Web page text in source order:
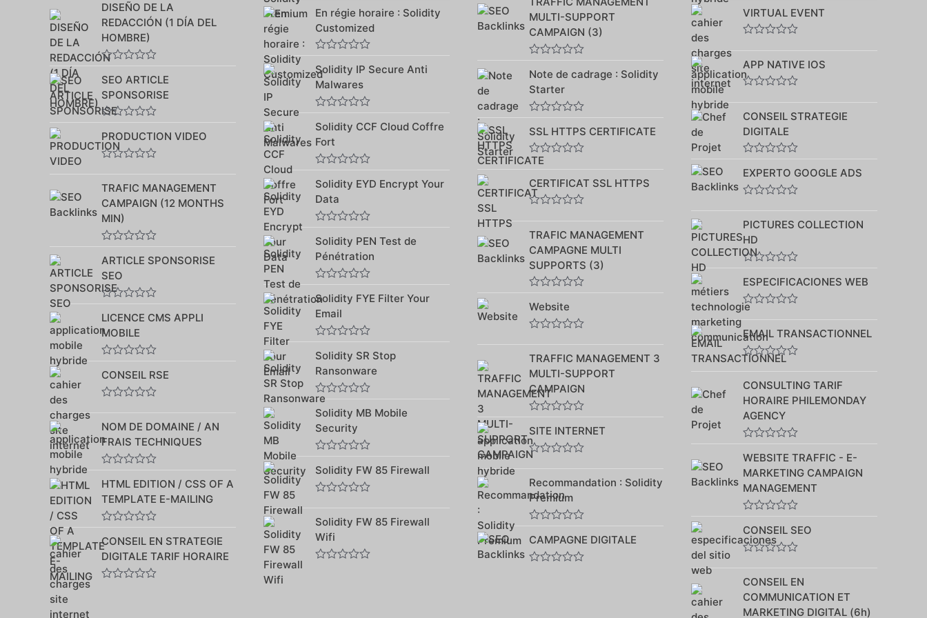
0
sur
5
DISEÑO DE LA
REDACCIÓN (1 DÍA DEL
HOMBRE)
0
sur
5
SEO ARTICLE
SPONSORISE
0
sur
5
PRODUCTION VIDEO
sur
5
TRAFIC MANAGEMENT
CAMPAIGN (12 MONTHS
MIN)
0
sur
5
ARTICLE SPONSORISE
SEO
0
sur
5
LICENCE CMS APPLI
MOBILE
0
sur
5
CONSEIL RSE
sur
5
NOM DE DOMAINE / AN
FRAIS TECHNIQUES
0
sur
5
HTML EDITION / CSS OF A
TEMPLATE E-MAILING
0
sur
5
CONSEIL EN STRATEGIE
DIGITALE TARIF HORAIRE
0
sur
5
En régie horaire : Solidity
Customized
0
sur
5
Solidity IP Secure Anti
Malwares
0
sur
5
Solidity CCF Cloud Coffre
Fort
0
sur
5
Solidity EYD Encrypt Your
Data
0
sur
5
Solidity PEN Test de
Pénétration
0
sur
5
Solidity FYE Filter Your
Email
0
sur
5
Solidity SR Stop
Ransonware
Note
0
sur
5
Solidity MB Mobile
Security
0
sur
5
Solidity FW 85 Firewall
sur
5
Solidity FW 85 Firewall
Wifi
sur
5MULTI-SUPPORT
CAMPAIGN (3)
0
sur
5
Note de cadrage : Solidity
Starter
0
sur
5
SSL HTTPS CERTIFICATE
Note
sur
5
CERTIFICAT SSL HTTPS
sur
5
TRAFIC MANAGEMENT
CAMPAGNE MULTI
SUPPORTS (3)
0
sur
5
Website
sur
5
TRAFFIC MANAGEMENT 3
MULTI-SUPPORT
CAMPAIGN
0
sur
5
SITE INTERNET
sur
5
Recommandation : Solidity
Premium
0
sur
5
CAMPAGNE DIGITALE
0
sur
5
VIRTUAL EVENT
sur
5
APP NATIVE IOS
sur
5
CONSEIL STRATEGIE
DIGITALE
0
sur
5
EXPERTO GOOGLE ADS
sur
5
PICTURES COLLECTION
HD
0
sur
5
ESPECIFICACIONES WEB
sur
5
EMAIL TRANSACTIONNEL
sur
5
CONSULTING TARIF
HORAIRE PHILEMONDAY
AGENCY
0
sur
5
WEBSITE TRAFFIC - E-
MARKETING CAMPAIGN
MANAGEMENT
0
sur
5
CONSEIL SEO
sur
5
CONSEIL EN
COMMUNICATION ET
MARKETING DIGITAL (6h)